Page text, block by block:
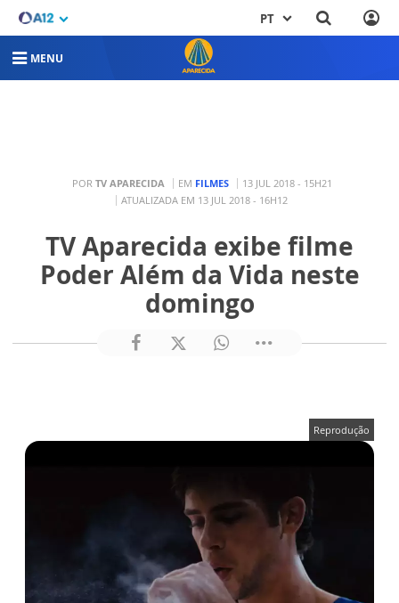
PT
MENU
POR TV APARECIDA EM FILMES
13 JUL 2018 - 15H21
ATUALIZADA EM 13 JUL 2018 - 16H12
TV Aparecida exibe filme
Poder Além da Vida neste
domingo
Reprodução